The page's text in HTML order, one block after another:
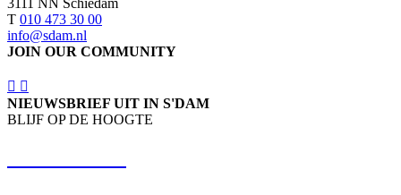
3111 NN Schiedam
T 010 473 30 00
info@sdam.nl
JOIN OUR COMMUNITY
NIEUWSBRIEF UIT IN S'DAM
BLIJF OP DE HOOGTE